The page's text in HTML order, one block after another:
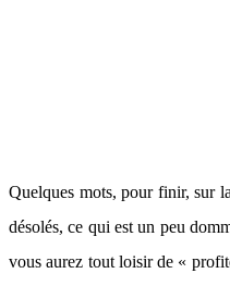
Quelques mots, pour finir, sur
désolés, ce qui est un peu
vous aurez tout loisir de «